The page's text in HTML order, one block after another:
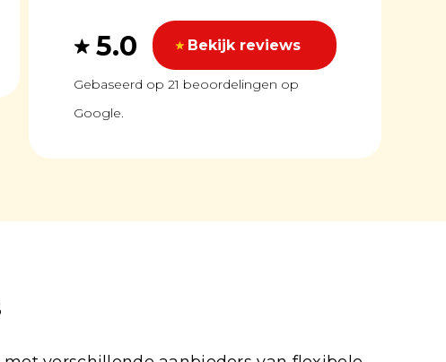
5.0 Bekijk reviews
Gebaseerd op 21 beoordelingen op
Google.